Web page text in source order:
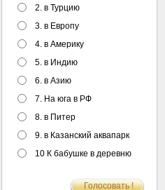
2. в Турцию
3. в Европу
4. в Америку
5. в Индию
6. в Азию
7. На юга в РФ
8. в Питер
9. в Казанский аквапарк
10 К бабушке в деревню
Голосовать !